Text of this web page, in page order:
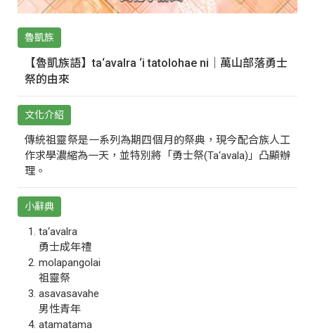
魯凱族
【魯凱族語】ta‘avalra ‘i tatolohae ni｜萬山部落勇士
祭的由來
文化介紹
傳統祖靈祭是一系列為期四個月的祭典，現今配合族人工
作求學濃縮為一天，並特別將「勇士祭(Ta‘avala)」凸顯辦
理。
小辭典
ta‘avalra
勇士成年禮
molapangolai
祖靈祭
asavasavahe
男性青年
atamatama